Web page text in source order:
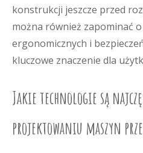
konstrukcji jeszcze przed
można również zapominać
ergonomicznych i
kluczowe znaczenie dla
Jakie technologie są
projektowaniu maszyn